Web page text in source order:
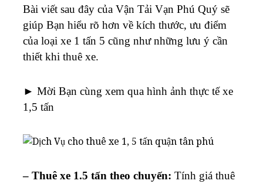
Bài viết sau đây của Vận Tải Vạn Phú Quý sẽ
giúp Bạn hiểu rõ hơn về kích thước, ưu điểm
của loại xe 1 tấn 5 cũng như những lưu ý cần
thiết khi thuê xe.
► Mời Bạn cùng xem qua hình ảnh thực tế xe
1,5 tấn
– Thuê xe 1.5 tấn theo chuyến: Tính giá thuê